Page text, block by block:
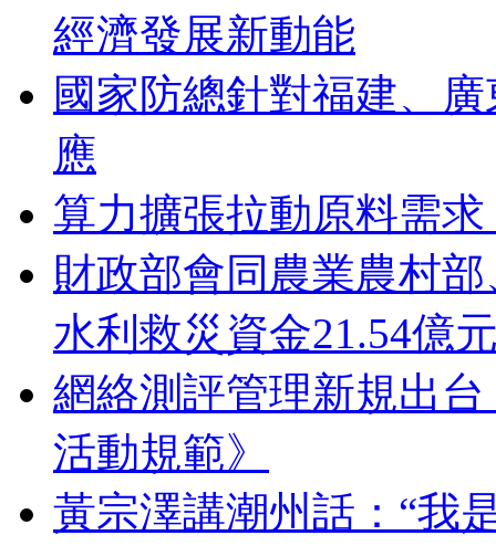
經濟發展新動能
國家防總針對福建、
應
算力擴張拉動原料需
財政部會同農業農村
水利救災資金21.54億
網絡測評管理新規出
活動規範》
黃宗澤講潮州話：“我